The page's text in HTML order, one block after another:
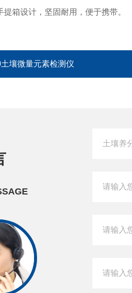
箱设计，坚固耐用，便于携带。
壤微量元素检测仪